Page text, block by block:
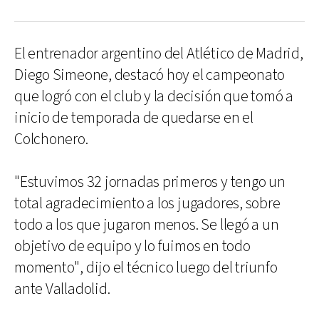
El entrenador argentino del Atlético de Madrid,
Diego Simeone, destacó hoy el campeonato
que logró con el club y la decisión que tomó a
inicio de temporada de quedarse en el
Colchonero.
"Estuvimos 32 jornadas primeros y tengo un
total agradecimiento a los jugadores, sobre
todo a los que jugaron menos. Se llegó a un
objetivo de equipo y lo fuimos en todo
momento", dijo el técnico luego del triunfo
ante Valladolid.